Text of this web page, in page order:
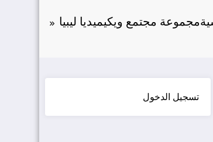
مجموعة مجتمع ويكيميديا ليبيا
تسجيل الدخول